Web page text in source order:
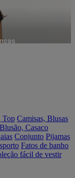
Top Camisas, Blusas
Blusão, Casaco
Conjunto Pijamas
Fatos de banho
fácil de vestir